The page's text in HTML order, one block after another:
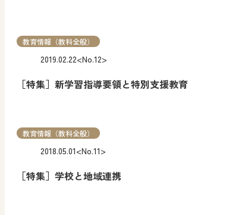
［特集］新学習指導要領と特別支援教育
2019.02.22<No.12>
教育情報（教科全般）
［特集］学校と地域連携
2018.05.01<No.11>
教育情報（教科全般）